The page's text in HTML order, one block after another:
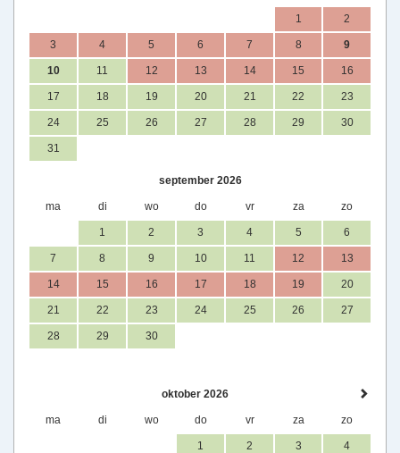
1 2
3 4 5 6 7 8 9
10 11 12 13 14 15 16
17 18 19 20 21 22 23
24 25 26 27 28 29 30
31
september 2026
ma di wo do vr za zo
1 2 3 4 5 6
7 8 9 10 11 12 13
14 15 16 17 18 19 20
21 22 23 24 25 26 27
28 29 30
oktober 2026
ma di wo do vr za zo
1 2 3 4